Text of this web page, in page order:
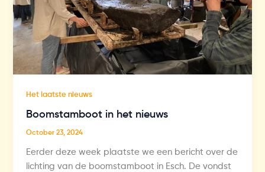
Het laatste nieuws
Boomstamboot in het nieuws
October 23, 2024
Eerder deze week plaatste we een bericht over de
lichting van de boomstamboot in Esch. De vondst